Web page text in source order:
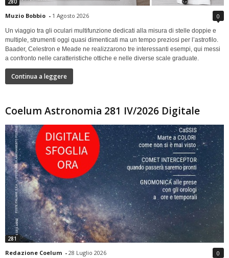
280
Muzio Bobbio - 1 Agosto 2026 0
Un viaggio tra gli oculari multifunzione dedicati alla misura di stelle doppie e
multiple, strumenti oggi quasi dimenticati ma un tempo preziosi per l’astrofilo.
Baader, Celestron e Meade ne realizzarono tre interessanti esempi, qui messi
a confronto nelle caratteristiche ottiche e nelle diverse scale graduate.
Continua a leggere
Coelum Astronomia 281 IV/2026 Digitale
281
Redazione Coelum - 28 Luglio 2026 0